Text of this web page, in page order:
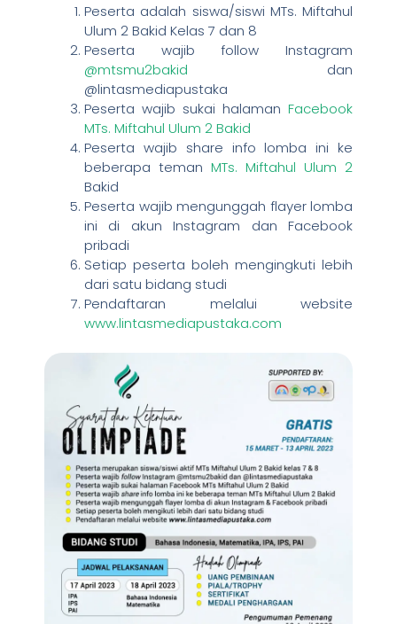
Peserta adalah siswa/siswi MTs. Miftahul
Ulum 2 Bakid Kelas 7 dan 8
Peserta wajib follow Instagram
@mtsmu2bakid dan
@lintasmediapustaka
Peserta wajib sukai halaman Facebook
MTs. Miftahul Ulum 2 Bakid
Peserta wajib share info lomba ini ke
beberapa teman MTs. Miftahul Ulum 2
Bakid
Peserta wajib mengunggah flayer lomba
ini di akun Instagram dan Facebook
pribadi
Setiap peserta boleh mengingkuti lebih
dari satu bidang studi
Pendaftaran melalui website
www.lintasmediapustaka.com